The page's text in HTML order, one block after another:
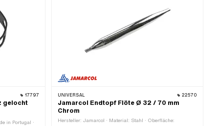
17797
gelocht
in Portugal ·
UNIVERSAL 22570
Jamarcol Endtopf Flöte Ø 32 / 70 mm
Chrom
Hersteller: Jamarcol · Material: Stahl · Oberfläche: